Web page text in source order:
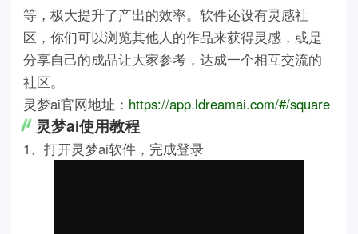
等，极大提升了产出的效率。软件还设有灵感社
区，你们可以浏览其他人的作品来获得灵感，或是
分享自己的成品让大家参考，达成一个相互交流的
社区。
灵梦ai官网地址： https://app.ldreamai.com/#/square
灵梦ai使用教程
1、打开灵梦ai软件，完成登录